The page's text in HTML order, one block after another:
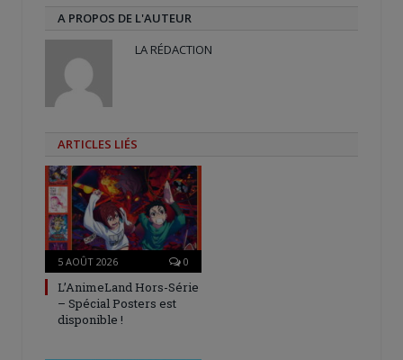
A PROPOS DE L'AUTEUR
LA RÉDACTION
ARTICLES LIÉS
5 AOÛT 2026 0
L’AnimeLand Hors-Série
– Spécial Posters est
disponible !